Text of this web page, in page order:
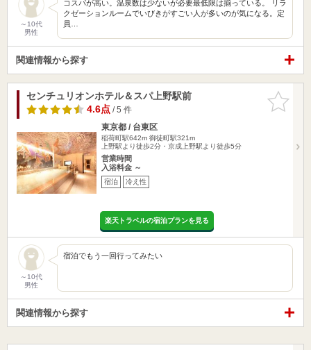
～10代
男性
コスパが高い。温泉数は少ないが必要最低限は揃っている。 リラ
クゼーションルームでいびきがすごい人が多いのが気になる。定
員…
関連情報から探す
お気に入
りに追加
センチュリオンホテル＆スパ上野駅前
4.6点/ 5 件
東京都 / 台東区
稲荷町駅642m 御徒町駅321m
上野駅より徒歩2分・京成上野駅より徒歩5分
営業時間
入浴料金 ～
宿泊 冷え性
楽天トラベルの宿泊プランを見る
～10代
男性
宿泊でもう一回行ってみたい
関連情報から探す